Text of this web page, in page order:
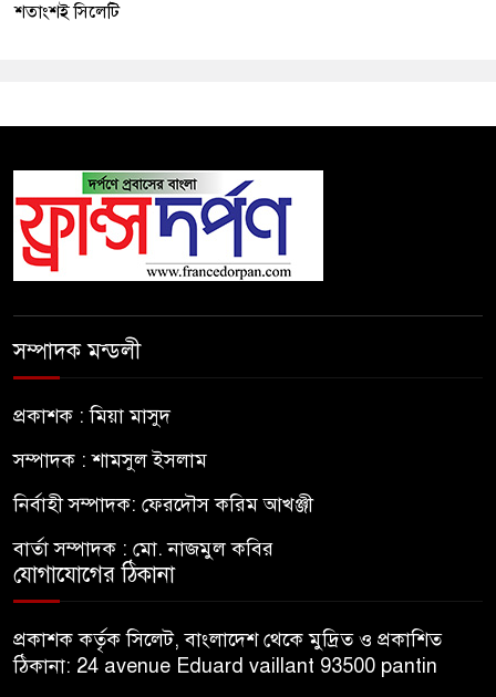
শতাংশই সিলেটি
সম্পাদক মন্ডলী
প্রকাশক : মিয়া মাসুদ
সম্পাদক : শামসুল ইসলাম
নির্বাহী সম্পাদক: ফেরদৌস করিম আখঞ্জী
বার্তা সম্পাদক : মো. নাজমুল কবির
যোগাযোগের ঠিকানা
প্রকাশক কর্তৃক সিলেট, বাংলাদেশ থেকে মুদ্রিত ও প্রকাশিত
ঠিকানা: 24 avenue Eduard vaillant 93500 pantin